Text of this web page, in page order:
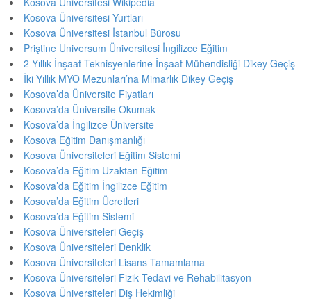
Kosova Üniversitesi Yurtları
Kosova Üniversitesi İstanbul Bürosu
Priştine Universum Üniversitesi İngilizce Eğitim
2 Yıllık İnşaat Teknisyenlerine İnşaat Mühendisliği Dikey Geçiş
İki Yıllık MYO Mezunları’na Mimarlık Dikey Geçiş
Kosova’da Üniversite Fiyatları
Kosova’da Üniversite Okumak
Kosova’da İngilizce Üniversite
Kosova Eğitim Danışmanlığı
Kosova Üniversiteleri Eğitim Sistemi
Kosova’da Eğitim Uzaktan Eğitim
Kosova’da Eğitim İngilizce Eğitim
Kosova’da Eğitim Ücretleri
Kosova’da Eğitim Sistemi
Kosova Üniversiteleri Geçiş
Kosova Üniversiteleri Denklik
Kosova Üniversiteleri Lisans Tamamlama
Kosova Üniversiteleri Fizik Tedavi ve Rehabilitasyon
Kosova Üniversiteleri Diş Hekimliği